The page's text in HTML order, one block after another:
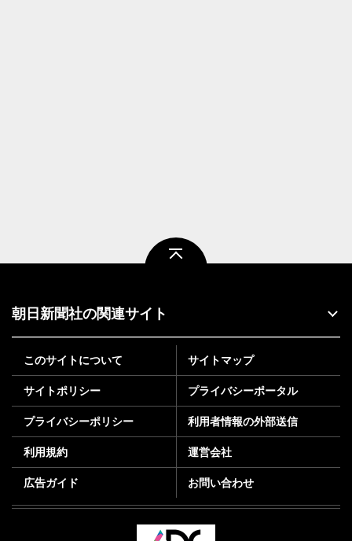
朝日新聞社の関連サイト
このサイトについて サイトマップ
サイトポリシー プライバシーポータル
プライバシーポリシー 利用者情報の外部送信
利用規約 運営会社
広告ガイド お問い合わせ